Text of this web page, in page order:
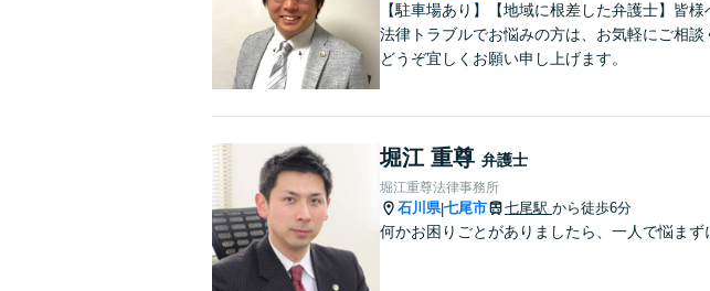
【駐車場あり】【地域に根差した弁護士】皆
法律トラブルでお悩みの方は、お気軽にご相
どうぞ宜しくお願い申し上げます。
堀江 重尊 弁護士
堀江重尊法律事務所
石川県|七尾市 七尾駅 から徒歩6分
何かお困りごとがありましたら、一人で悩ま